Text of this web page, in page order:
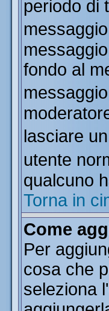
periodo di
fondo al
lasciare
utente
qualcuno
Torna in
Come
Per
cosa che
seleziona